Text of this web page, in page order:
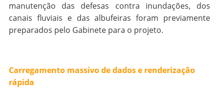
manutenção das defesas contra inundações, dos
canais fluviais e das albufeiras foram previamente
preparados pelo Gabinete para o projeto.
Carregamento massivo de dados e renderização
rápida